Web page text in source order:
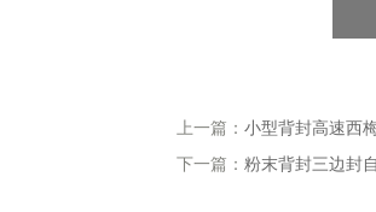
上一篇： 小型背封高速西
下一篇： 粉末背封三边封